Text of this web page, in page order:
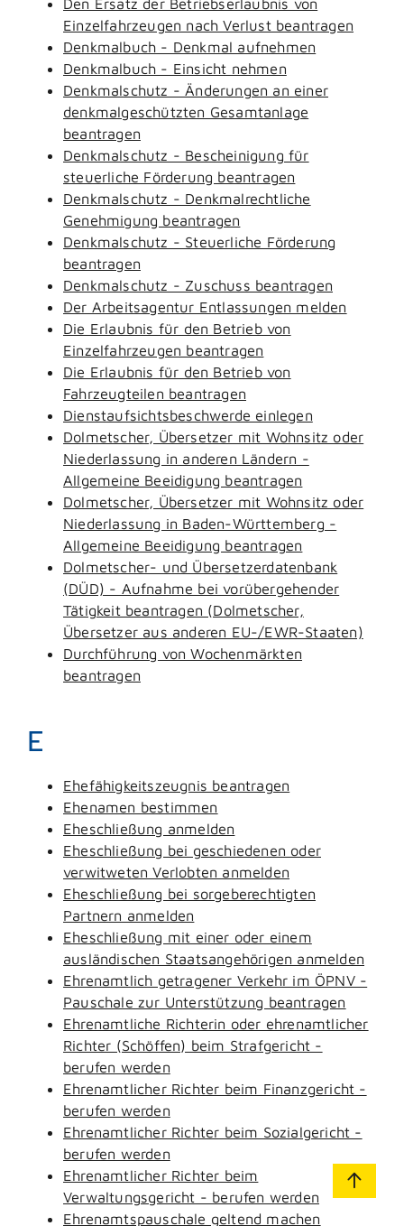
Einzelfahrzeugen nach Verlust beantragen
Denkmalbuch - Denkmal aufnehmen
Denkmalbuch - Einsicht nehmen
Denkmalschutz - Änderungen an einer
denkmalgeschützten Gesamtanlage
beantragen
Denkmalschutz - Bescheinigung für
steuerliche Förderung beantragen
Denkmalschutz - Denkmalrechtliche
Genehmigung beantragen
Denkmalschutz - Steuerliche Förderung
beantragen
Denkmalschutz - Zuschuss beantragen
Der Arbeitsagentur Entlassungen melden
Die Erlaubnis für den Betrieb von
Einzelfahrzeugen beantragen
Die Erlaubnis für den Betrieb von
Fahrzeugteilen beantragen
Dienstaufsichtsbeschwerde einlegen
Dolmetscher, Übersetzer mit Wohnsitz oder
Niederlassung in anderen Ländern -
Allgemeine Beeidigung beantragen
Dolmetscher, Übersetzer mit Wohnsitz oder
Niederlassung in Baden-Württemberg -
Allgemeine Beeidigung beantragen
Dolmetscher- und Übersetzerdatenbank
(DÜD) - Aufnahme bei vorübergehender
Tätigkeit beantragen (Dolmetscher,
Übersetzer aus anderen EU-/EWR-Staaten)
Durchführung von Wochenmärkten
beantragen
E
Ehefähigkeitszeugnis beantragen
Ehenamen bestimmen
Eheschließung anmelden
Eheschließung bei geschiedenen oder
verwitweten Verlobten anmelden
Eheschließung bei sorgeberechtigten
Partnern anmelden
Eheschließung mit einer oder einem
ausländischen Staatsangehörigen anmelden
Ehrenamtlich getragener Verkehr im ÖPNV -
Pauschale zur Unterstützung beantragen
Ehrenamtliche Richterin oder ehrenamtlicher
Richter (Schöffen) beim Strafgericht -
berufen werden
Ehrenamtlicher Richter beim Finanzgericht -
berufen werden
Ehrenamtlicher Richter beim Sozialgericht -
berufen werden
Ehrenamtlicher Richter beim
Verwaltungsgericht - berufen werden
Ehrenamtspauschale geltend machen